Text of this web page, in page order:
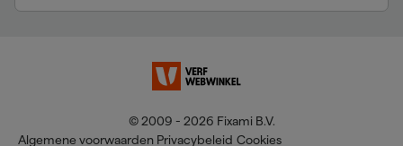
© 2009 - 2026 Fixami B.V.
Algemene voorwaarden Privacybeleid Cookies